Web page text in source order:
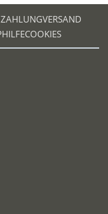
ZAHLUNGVERSAND
HILFECOOKIES